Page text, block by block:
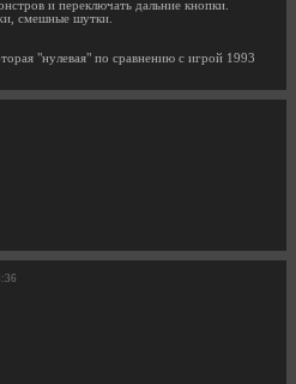
и переключать дальние кнопки.
смешные шутки.
"нулевая" по сравнению с игрой 1993